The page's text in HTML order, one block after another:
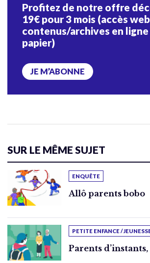
Profitez de notre offre
19€ pour 3 mois (accès
contenus/archives en
papier)
JE M’ABONNE
SUR LE MÊME SUJET
ENQUÊTE
Allô parents bobo
PETITE ENFANCE /
Parents